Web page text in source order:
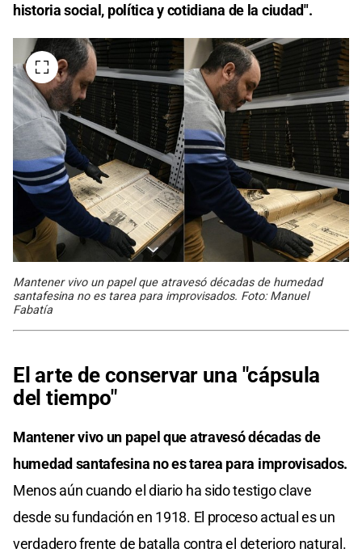
historia social, política y cotidiana de la ciudad".
Mantener vivo un papel que atravesó décadas de humedad
santafesina no es tarea para improvisados. Foto: Manuel
Fabatía
El arte de conservar una "cápsula
del tiempo"
Mantener vivo un papel que atravesó décadas de
humedad santafesina no es tarea para improvisados.
Menos aún cuando el diario ha sido testigo clave
desde su fundación en 1918. El proceso actual es un
verdadero frente de batalla contra el deterioro natural.